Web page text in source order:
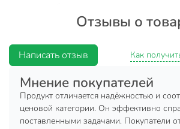
водоснабжения.
котлов, газовых и электрических
Повышение давления
эффективности
системах отопления.
Характеристики:
Отзывы о
Написать отзыв Как
Мнение покупателей
Продукт отличается надёжностью и
ценовой категории. Он эффективно
поставленными задачами. Покупатели